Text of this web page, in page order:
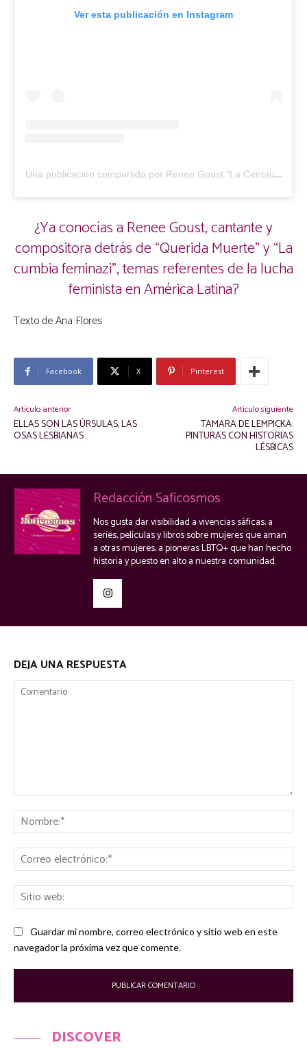
Ver esta publicación en Instagram
U
na publicación compartida por Renee Goust “La Centaura del Norte” (@reneegoust)
¿Ya conocías a Renee Goust, cantante y
compositora detrás de “Querida Muerte” y “La
cumbia feminazi”, temas referentes de la lucha
feminista en América Latina?
Texto de Ana Flores
Facebook X Pinterest
Artículo anterior
ELLAS SON LAS ÚRSULAS, LAS
OSAS LESBIANAS
Artículo siguiente
TAMARA DE LEMPICKA:
PINTURAS CON HISTORIAS
LÉSBICAS
Redacción Saficosmos
Nos gusta dar visibilidad a vivencias sáficas; a
series, películas y libros sobre mujeres que aman
a otras mujeres; a pioneras LBTQ+ que han hecho
historia y puesto en alto a nuestra comunidad.
DEJA UNA RESPUESTA
Guardar mi nombre, correo electrónico y sitio web en este
navegador la próxima vez que comente.
DISCOVER